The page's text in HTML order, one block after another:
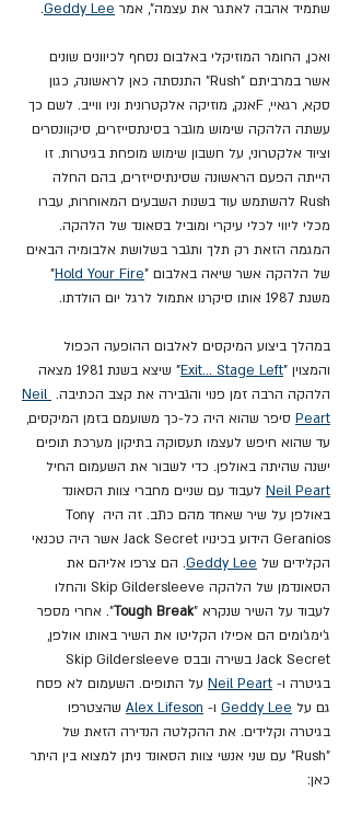
שתמיד אהבה לאתגר את עצמה", אמר Geddy Lee
.
ואכן, החומר המוזיקלי באלבום נסחף לכיוונים שונים
אשר במרביתם "Rush" התנסתה כאן לראשונה, כגון
סקא, רגאיי, Fאנק, מוזיקה אלקטרונית וניו ווייב. לשם כך
עשתה הלהקה שימוש מוגבר בסינתסייזרים, סיקוונסרים
וציוד אלקטרוני, על חשבון שימוש מופחת בגיטרות. זו
הייתה הפעם הראשונה שסינתיסייזרים, בהם החלה
Rush להשתמש עוד בשנות השבעים המאוחרות, עברו
מכלי ליווי לכלי עיקרי ומוביל בסאונד של הלהקה.
המגמה הזאת רק תלך ותגבר בשלושת אלבומיה הבאים
של הלהקה אשר שיאה באלבום "Hold Your Fire
"
משנת 1987 אותו סיקרנו אתמול לרגל יום הולדתו.
במהלך ביצוע המיקסים לאלבום ההופעה הכפול
והמצוין "Exit... Stage Left
"
שיצא בשנת 1981 מצאה
הלהקה הרבה זמן פנוי והגבירה את קצב הכתיבה. Neil
Peart סיפר שהוא היה כל-כך משועמם בזמן המיקסים,
עד שהוא חיפש לעצמו תעסוקה בתיקון מערכת תופים
ישנה שהיתה באולפן. כדי לשבור את השעמום החיל
Neil Peart לעבוד עם שניים מחברי צוות הסאונד
באולפן על שיר שאחד מהם כתב. זה היה Tony
Geranios הידוע בכינויו Jack Secret אשר היה טכנאי
הקלידים של Geddy Lee. הם צרפו אליהם את
הסאונדמן של הלהקה Skip Gildersleeve והחלו
לעבוד על השיר שנקרא "Tough Break". אחרי מספר
ג'ימג'ומים הם אפילו הקליטו את השיר באותו אולפן,
בגיטרה ו- Neil Peart על התופים. השעמום לא פסח
גם על Geddy Lee ו- Alex Lifeson שהצטרפו
בגיטרה וקלידים. את ההקלטה הנדירה הזאת של
"Rush" עם שני אנשי צוות הסאונד ניתן למצוא בין היתר
כאן: